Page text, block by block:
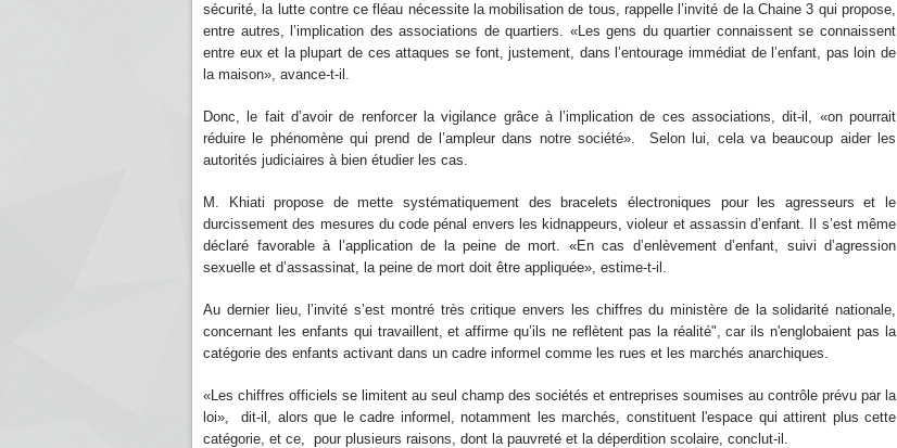
sécurité, la lutte contre ce fléau nécessite la mobilisation de tous, rappelle l’invité de la Chaine 3 qui propose,
entre autres, l’implication des associations de quartiers. «Les gens du quartier connaissent se connaissent
entre eux et la plupart de ces attaques se font, justement, dans l’entourage immédiat de l’enfant, pas loin de
la maison», avance-t-il.
Donc, le fait d’avoir de renforcer la vigilance grâce à l’implication de ces associations, dit-il, «on pourrait
réduire le phénomène qui prend de l’ampleur dans notre société». Selon lui, cela va beaucoup aider les
autorités judiciaires à bien étudier les cas.
M. Khiati propose de mette systématiquement des bracelets électroniques pour les agresseurs et le
durcissement des mesures du code pénal envers les kidnappeurs, violeur et assassin d’enfant. Il s’est même
déclaré favorable à l’application de la peine de mort. «En cas d’enlèvement d’enfant, suivi d’agression
sexuelle et d’assassinat, la peine de mort doit être appliquée», estime-t-il.
Au dernier lieu, l’invité s’est montré très critique envers les chiffres du ministère de la solidarité nationale,
concernant les enfants qui travaillent, et affirme qu’ils ne reflètent pas la réalité", car ils n'englobaient pas la
catégorie des enfants activant dans un cadre informel comme les rues et les marchés anarchiques.
«Les chiffres officiels se limitent au seul champ des sociétés et entreprises soumises au contrôle prévu par la
loi», dit-il, alors que le cadre informel, notamment les marchés, constituent l'espace qui attirent plus cette
catégorie, et ce, pour plusieurs raisons, dont la pauvreté et la déperdition scolaire, conclut-il.